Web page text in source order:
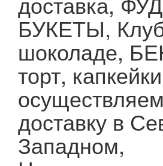
БУКЕТЫ,
шоколаде,
торт,
осуществляем
доставку в
Западном,